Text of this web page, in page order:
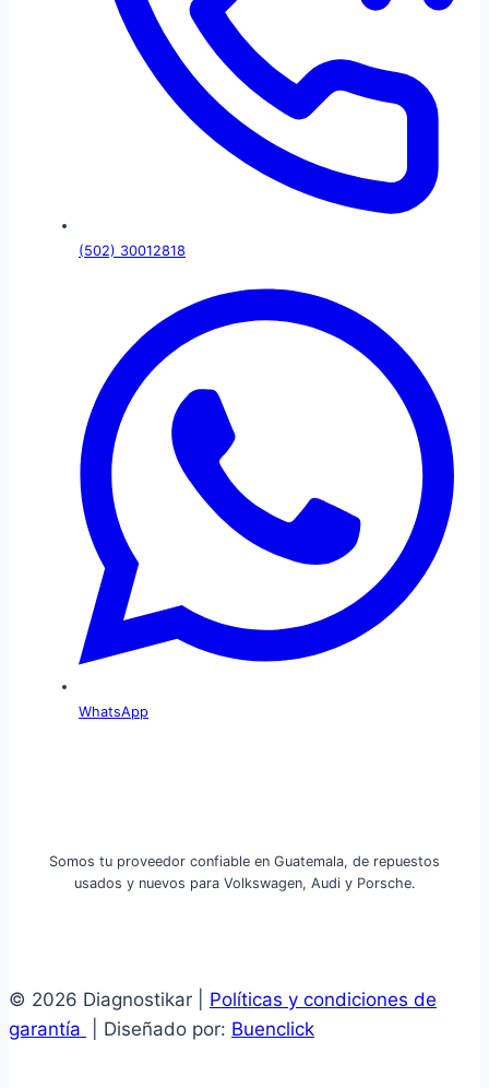
(502) 30012818
WhatsApp
Somos tu proveedor confiable en Guatemala, de repuestos
usados y nuevos para Volkswagen, Audi y Porsche.
© 2026 Diagnostikar | Políticas y condiciones de
garantía
| Diseñado por: Buenclick